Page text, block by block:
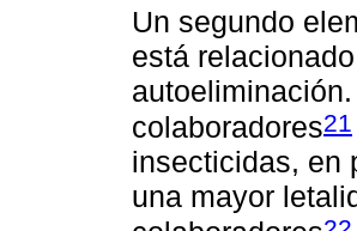
Un segundo
está
colaboradores21
insecticidas, en
una mayor